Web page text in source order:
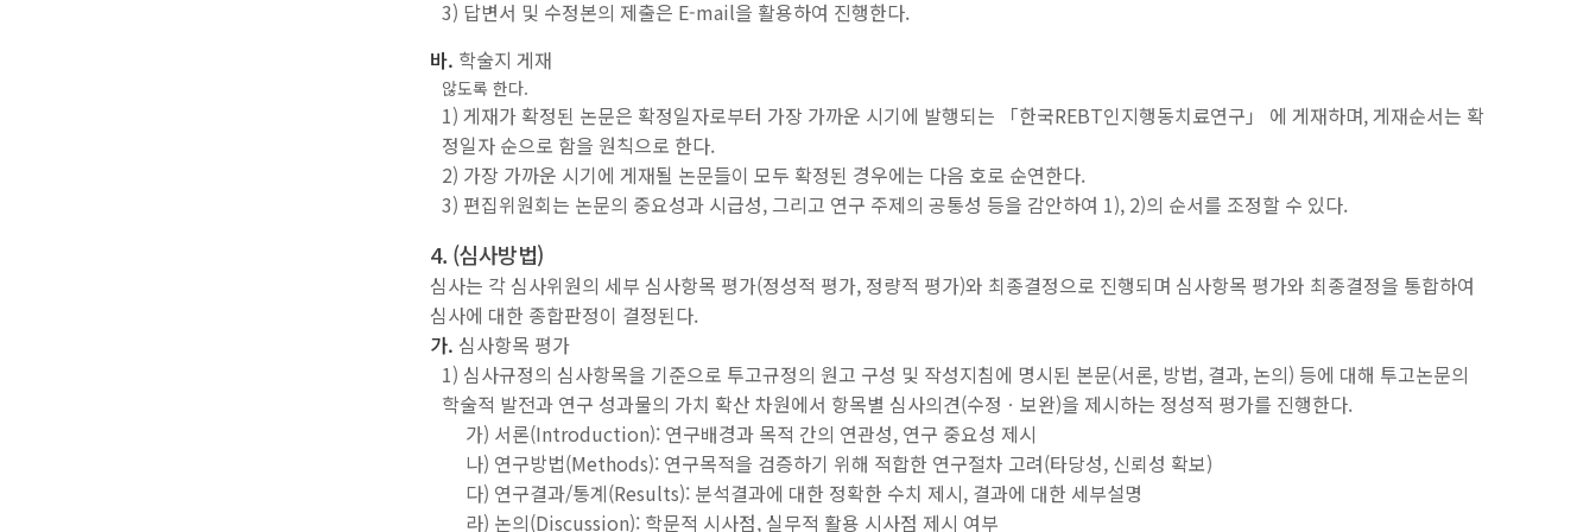
3) 답변서 및 수정본의 제출은 E-mail을 활용하여 진행한다.
바. 학술지 게재
않도록 한다.
1) 게재가 확정된 논문은 확정일자로부터 가장 가까운 시기에 발행되는 「한국REBT인지행동치료연구」 에 게재하며, 게재순서는 확
정일자 순으로 함을 원칙으로 한다.
2) 가장 가까운 시기에 게재될 논문들이 모두 확정된 경우에는 다음 호로 순연한다.
3) 편집위원회는 논문의 중요성과 시급성, 그리고 연구 주제의 공통성 등을 감안하여 1), 2)의 순서를 조정할 수 있다.
4. (심사방법)
심사는 각 심사위원의 세부 심사항목 평가(정성적 평가, 정량적 평가)와 최종결정으로 진행되며 심사항목 평가와 최종결정을 통합하여
심사에 대한 종합판정이 결정된다.
가. 심사항목 평가
1) 심사규정의 심사항목을 기준으로 투고규정의 원고 구성 및 작성지침에 명시된 본문(서론, 방법, 결과, 논의) 등에 대해 투고논문의
학술적 발전과 연구 성과물의 가치 확산 차원에서 항목별 심사의견(수정ㆍ보완)을 제시하는 정성적 평가를 진행한다.
가) 서론(Introduction): 연구배경과 목적 간의 연관성, 연구 중요성 제시
나) 연구방법(Methods): 연구목적을 검증하기 위해 적합한 연구절차 고려(타당성, 신뢰성 확보)
다) 연구결과/통계(Results): 분석결과에 대한 정확한 수치 제시, 결과에 대한 세부설명
라) 논의(Discussion): 학문적 시사점, 실무적 활용 시사점 제시 여부